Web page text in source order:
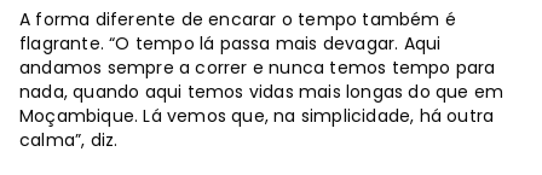
A forma diferente de encarar o tempo também é
flagrante. “O tempo lá passa mais devagar. Aqui
andamos sempre a correr e nunca temos tempo para
nada, quando aqui temos vidas mais longas do que em
Moçambique. Lá vemos que, na simplicidade, há outra
calma”, diz.